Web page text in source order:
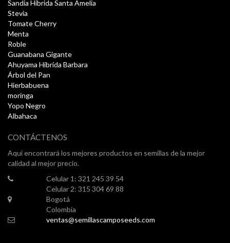
Sandia Hibrida Santa Amelia
Stevia
Tomate Cherry
Menta
Roble
Guanabana Gigante
Ahuyama Hibrida Barbara
Árbol del Pan
Hierbabuena
moringa
Yopo Negro
Albahaca
CONTÁCTENOS
Aqui encontrará los mejores productos en semillas de la mejor
calidad al mejor precio.
Celular 1: 321 245 39 54
Celular 2: 315 304 69 88
Bogotá
Colombia
ventas@semillascamposeeds.com